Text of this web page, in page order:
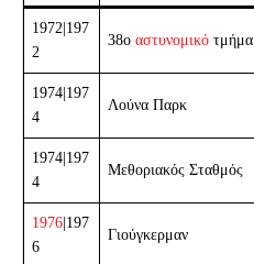
1972|197
2
38ο αστυνομικό τμήμα
1974|197
4
Λούνα Παρκ
1974|197
4
Μεθοριακός Σταθμός
1976|197
6
Γιούγκερμαν